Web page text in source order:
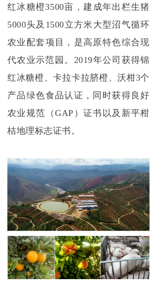
红冰糖橙3500亩，建成年出栏生猪
5000头及1500立方米大型沼气循环
农业配套项目，是高原特色综合现
代农业示范园。2019年公司获得锦
红冰糖橙、卡拉卡拉脐橙、沃柑3个
产品绿色食品认证，同时获得良好
农业规范（GAP）证书以及新平柑
桔地理标志证书。